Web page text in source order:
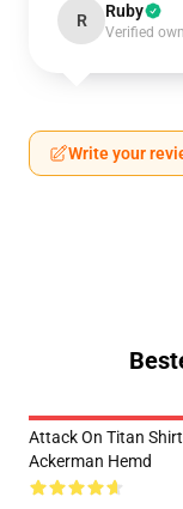
R Ruby
Verified
Write your
Attack On Titan
Ackerman Hemd